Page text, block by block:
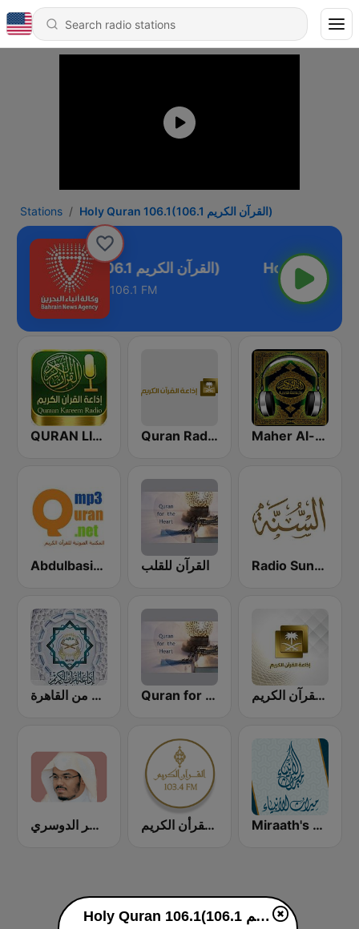
Stations Holy Quran 106.1(106.1 القرآن الكريم)
Holy Quran 106.1(106.1 القرآن الكريم)
106.1 FM
QURAN LIVE RADIO Quran Radio اذاعة القرآن الكريم - الرياض Maher Al-Muaiqly (ماهر المعيقلي)
Abdulbasit Abdulsamad WARSH Radio القرآن للقلب Radio Sunna إذاعة السنة
إذاعة القرآن الكريم من القاهرة Quran for the Heart القرآن للقلب إذاعة القرآن الكريم - Holy Quran Radio
إذاعة الشيخ ياسر الدوسري إذاعة القرأن الكريم Miraath's Holy Quran Radio ( ميراث القرآن الكريم)
Holy Quran 106.1(106.1 القرآن الكريم) live